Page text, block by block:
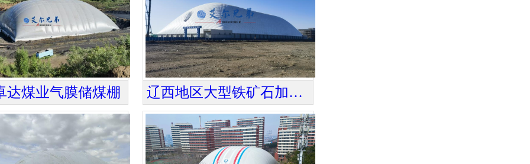
达煤业气膜储煤棚 辽西地区大型铁矿石加工项目标杆环保气膜料仓